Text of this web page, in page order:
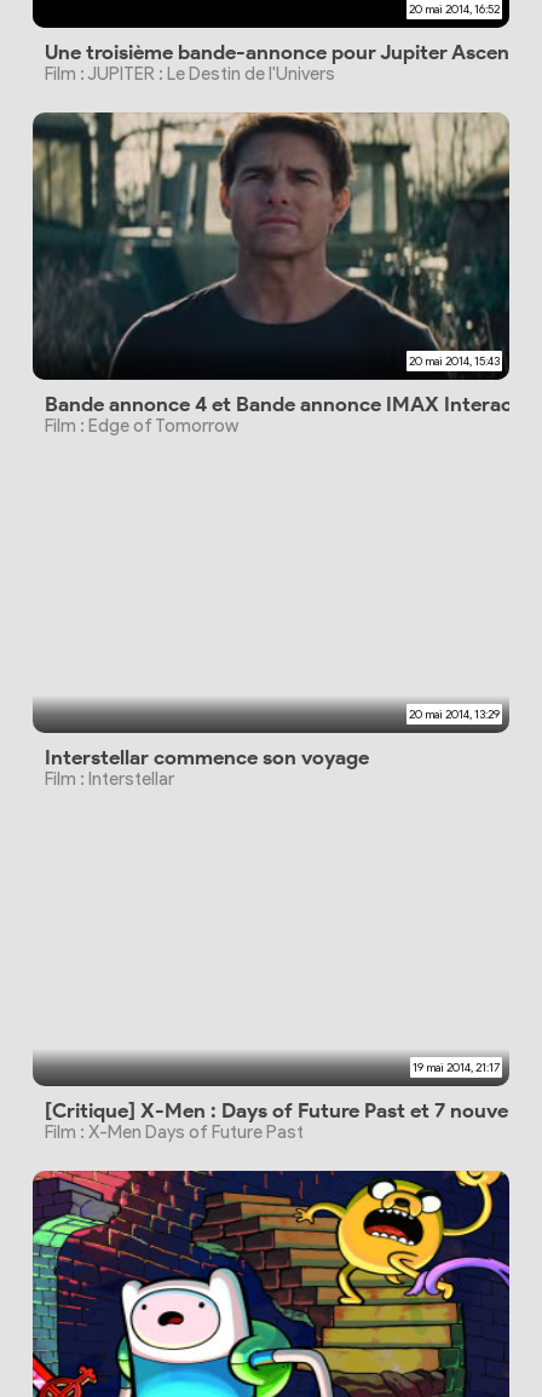
20 mai 2014, 16:52
Une troisième bande-annonce pour Jupiter
Film : JUPITER : Le Destin de l'Univers
20 mai 2014, 15:43
Bande annonce 4 et Bande annonce IMAX
Film : Edge of Tomorrow
20 mai 2014, 13:29
Interstellar commence son voyage
Film : Interstellar
19 mai 2014, 21:17
[Critique] X-Men : Days of Future Past et 7
Film : X-Men Days of Future Past